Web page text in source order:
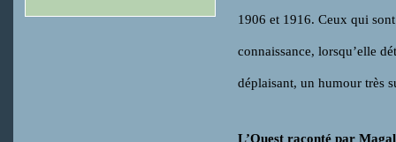
1906 et 1916. Ceux qui
connaissance, lorsqu’elle
déplaisant, un humour très
L’Ouest raconté par